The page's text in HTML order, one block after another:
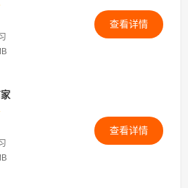
查看详情
查看详情